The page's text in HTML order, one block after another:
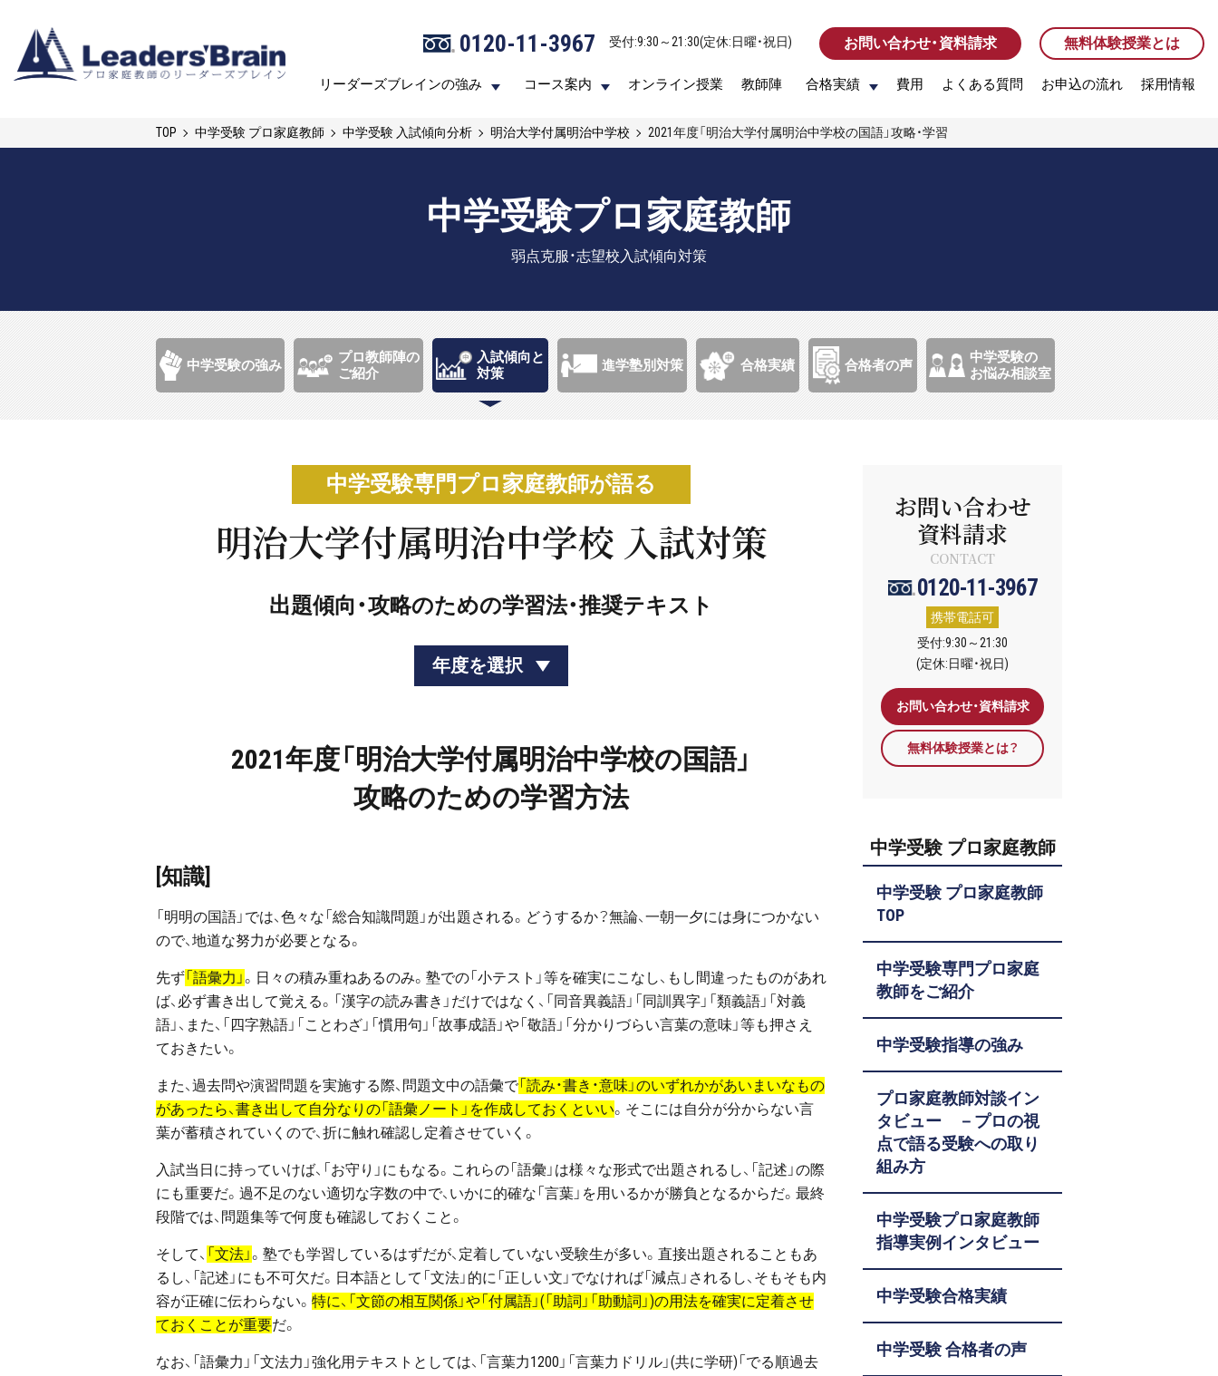
0120-11-3967 受付:9:30～21:30(定休:日曜・祝日) お問い合わせ・資料請求 無料体験授業とは
リーダーズブレインの強み コース案内 オンライン授業 教師陣 合格実績 費用 よくある質問 お申込の流れ 採用情報
0120-11-3967 受付:9:30～21:30(定休:日曜・祝日) お問い合わせ・資料請求 無料体験授業とは
リーダーズブレインの強み コース案内 オンライン授業 教師陣 合格実績 費用 よくある質問 お申込の流れ 採用情報
TOP 中学受験 プロ家庭教師 中学受験 入試傾向分析 明治大学付属明治中学校 2021年度「明治大学付属明治中学校の国語」攻略・学習
中学受験プロ家庭教師
弱点克服・志望校入試傾向対策
中学受験の強み
プロ教師陣の
ご紹介
入試傾向と
対策
進学塾別対策 合格実績 合格者の声
中学受験の
お悩み相談室
中学受験専門プロ家庭教師が語る
明治大学付属明治中学校 入試対策
出題傾向・攻略のための学習法・推奨テキスト
年度を選択
2021年度「明治大学付属明治中学校の国語」
攻略のための学習方法
[知識]
「明明の国語」では、色々な「総合知識問題」が出題される。どうするか？無論、一朝一夕には身につかない
ので、地道な努力が必要となる。
先ず「語彙力」。日々の積み重ねあるのみ。塾での「小テスト」等を確実にこなし、もし間違ったものがあれ
ば、必ず書き出して覚える。「漢字の読み書き」だけではなく、「同音異義語」「同訓異字」「類義語」「対義
語」、また、「四字熟語」「ことわざ」「慣用句」「故事成語」や「敬語」「分かりづらい言葉の意味」等も押さえ
ておきたい。
また、過去問や演習問題を実施する際、問題文中の語彙で「読み・書き・意味」のいずれかがあいまいなもの
があったら、書き出して自分なりの「語彙ノート」を作成しておくといい。そこには自分が分からない言
葉が蓄積されていくので、折に触れ確認し定着させていく。
入試当日に持っていけば、「お守り」にもなる。これらの「語彙」は様々な形式で出題されるし、「記述」の際
にも重要だ。過不足のない適切な字数の中で、いかに的確な「言葉」を用いるかが勝負となるからだ。最終
段階では、問題集等で何度も確認しておくこと。
そして、 「文法」。塾でも学習しているはずだが、定着していない受験生が多い。直接出題されることもあ
るし、「記述」にも不可欠だ。日本語として「文法」的に「正しい文」でなければ「減点」されるし、そもそも内
容が正確に伝わらない。 特に、「文節の相互関係」や「付属語」(「助詞」「助動詞」)の用法を確実に定着させ
ておくことが重要だ。
なお、「語彙力」「文法力」強化用テキストとしては、「言葉力1200」「言葉力ドリル」(共に学研)「でる順過去
お問い合わせ
資料請求
CONTACT
0120-11-3967
携帯電話可
受付:9:30～21:30
(定休:日曜・祝日)
お問い合わせ・資料請求
無料体験授業とは？
中学受験 プロ家庭教師
中学受験 プロ家庭教師
TOP
中学受験専門プロ家庭
教師をご紹介
中学受験指導の強み
プロ家庭教師対談イン
タビュー －プロの視
点で語る受験への取り
組み方
中学受験プロ家庭教師
指導実例インタビュー
中学受験合格実績
中学受験 合格者の声